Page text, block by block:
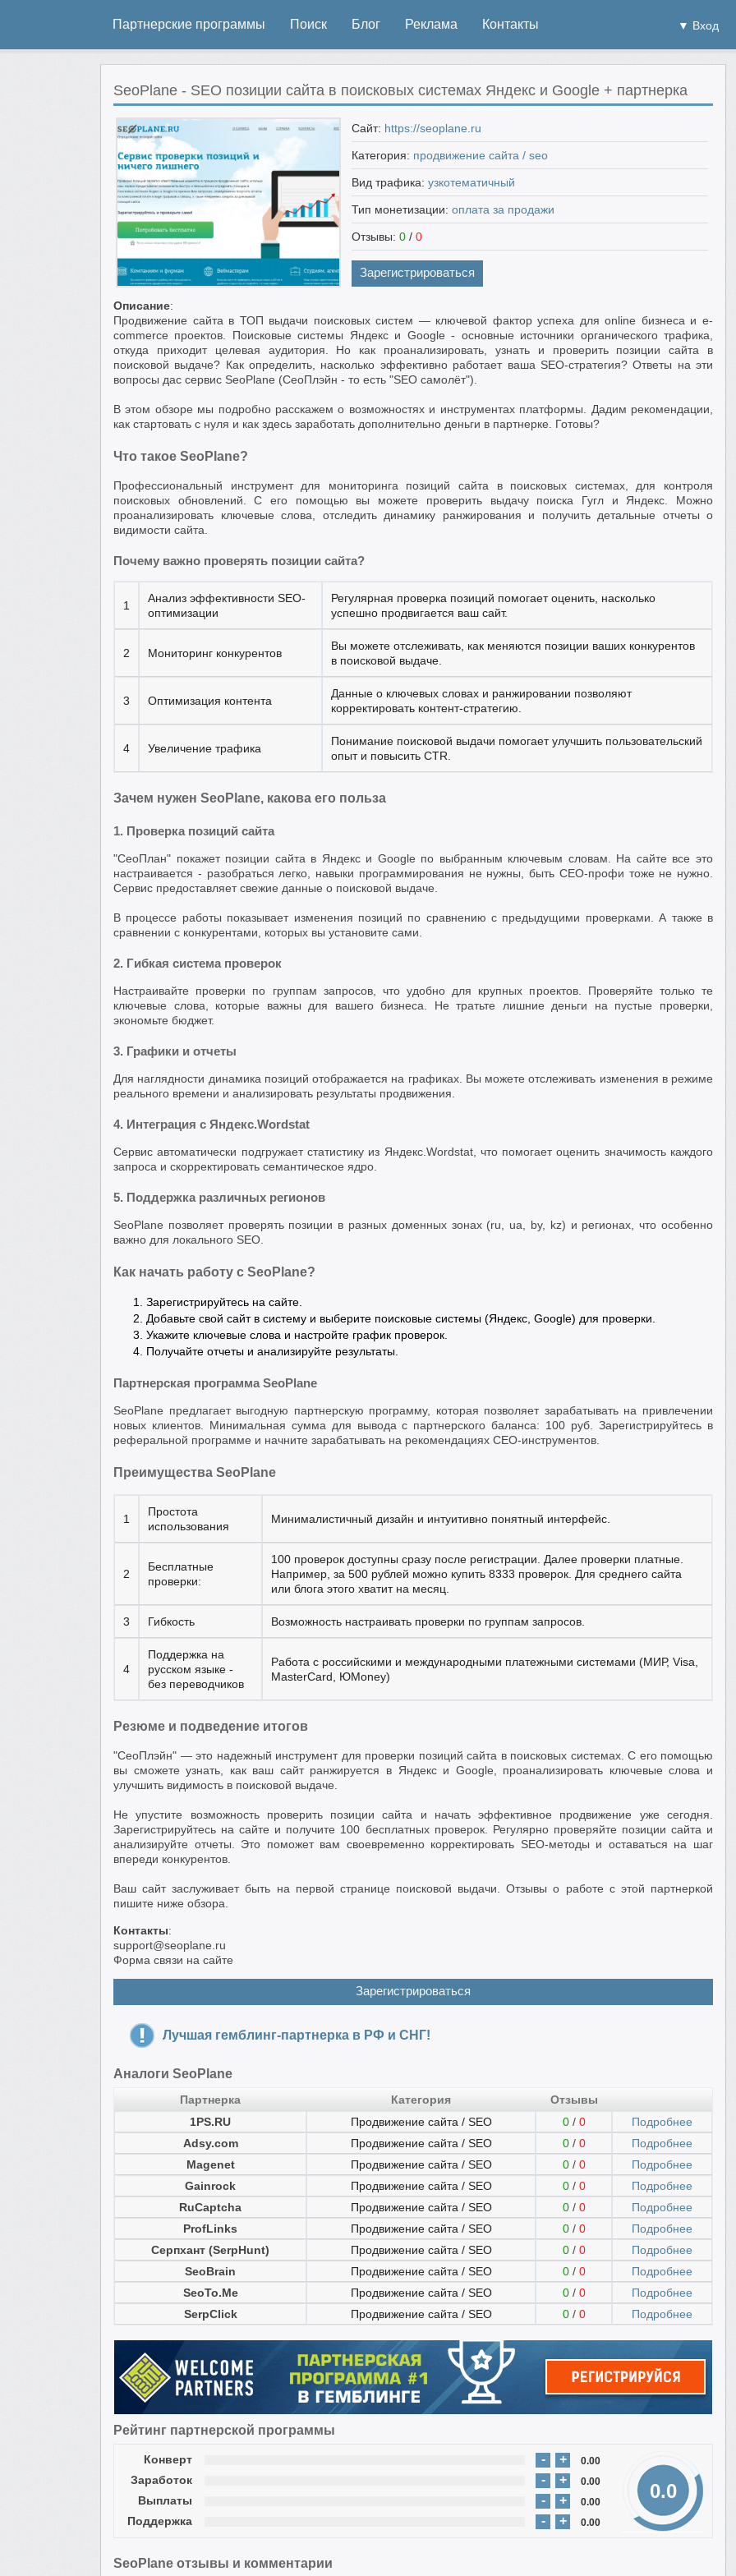
Партнерские программы Поиск Блог Реклама Контакты ▼ Вход
SeoPlane - SEO позиции сайта в поисковых системах Яндекс и Google + партнерка
Сайт: https://seoplane.ru
Категория: продвижение сайта / seo
Вид трафика: узкотематичный
Тип монетизации: оплата за продажи
Отзывы: 0 / 0
Зарегистрироваться
Описание:
Продвижение сайта в ТОП выдачи поисковых систем — ключевой фактор успеха для online бизнеса и e-
commerce проектов. Поисковые системы Яндекс и Google - основные источники органического трафика,
откуда приходит целевая аудитория. Но как проанализировать, узнать и проверить позиции сайта в
поисковой выдаче? Как определить, насколько эффективно работает ваша SEO-стратегия? Ответы на эти
вопросы дас сервис SeoPlane (СеоПлэйн - то есть "SEO самолёт").
В этом обзоре мы подробно расскажем о возможностях и инструментах платформы. Дадим рекомендации,
как стартовать с нуля и как здесь заработать дополнительно деньги в партнерке. Готовы?
Что такое SeoPlane?
Профессиональный инструмент для мониторинга позиций сайта в поисковых системах, для контроля
поисковых обновлений. С его помощью вы можете проверить выдачу поиска Гугл и Яндекс. Можно
проанализировать ключевые слова, отследить динамику ранжирования и получить детальные отчеты о
видимости сайта.
Почему важно проверять позиции сайта?
1
Анализ эффективности SEO-
оптимизации
Регулярная проверка позиций помогает оценить, насколько
успешно продвигается ваш сайт.
2 Мониторинг конкурентов
Вы можете отслеживать, как меняются позиции ваших конкурентов
в поисковой выдаче.
3 Оптимизация контента
Данные о ключевых словах и ранжировании позволяют
корректировать контент-стратегию.
4 Увеличение трафика
Понимание поисковой выдачи помогает улучшить пользовательский
опыт и повысить CTR.
Зачем нужен SeoPlane, какова его польза
1. Проверка позиций сайта
"СеоПлан" покажет позиции сайта в Яндекс и Google по выбранным ключевым словам. На сайте все это
настраивается - разобраться легко, навыки программирования не нужны, быть СЕО-профи тоже не нужно.
Сервис предоставляет свежие данные о поисковой выдаче.
В процессе работы показывает изменения позиций по сравнению с предыдущими проверками. А также в
сравнении с конкурентами, которых вы установите сами.
2. Гибкая система проверок
Настраивайте проверки по группам запросов, что удобно для крупных проектов. Проверяйте только те
ключевые слова, которые важны для вашего бизнеса. Не тратьте лишние деньги на пустые проверки,
экономьте бюджет.
3. Графики и отчеты
Для наглядности динамика позиций отображается на графиках. Вы можете отслеживать изменения в режиме
реального времени и анализировать результаты продвижения.
4. Интеграция с Яндекс.Wordstat
Сервис автоматически подгружает статистику из Яндекс.Wordstat, что помогает оценить значимость каждого
запроса и скорректировать семантическое ядро.
5. Поддержка различных регионов
SeoPlane позволяет проверять позиции в разных доменных зонах (ru, ua, by, kz) и регионах, что особенно
важно для локального SEO.
Как начать работу с SeoPlane?
Зарегистрируйтесь на сайте.
Добавьте свой сайт в систему и выберите поисковые системы (Яндекс, Google) для проверки.
Укажите ключевые слова и настройте график проверок.
Получайте отчеты и анализируйте результаты.
Партнерская программа SeoPlane
SeoPlane предлагает выгодную партнерскую программу, которая позволяет зарабатывать на привлечении
новых клиентов. Минимальная сумма для вывода с партнерского баланса: 100 руб. Зарегистрируйтесь в
реферальной программе и начните зарабатывать на рекомендациях СЕО-инструментов.
Преимущества SeoPlane
1
Простота
использования
Минималистичный дизайн и интуитивно понятный интерфейс.
2
Бесплатные
проверки:
100 проверок доступны сразу после регистрации. Далее проверки платные.
Например, за 500 рублей можно купить 8333 проверок. Для среднего сайта
или блога этого хватит на месяц.
3 Гибкость Возможность настраивать проверки по группам запросов.
4
Поддержка на
русском языке -
без переводчиков
Работа с российскими и международными платежными системами (МИР, Visa,
MasterCard, ЮMoney)
Резюме и подведение итогов
"СеоПлэйн" — это надежный инструмент для проверки позиций сайта в поисковых системах. С его помощью
вы сможете узнать, как ваш сайт ранжируется в Яндекс и Google, проанализировать ключевые слова и
улучшить видимость в поисковой выдаче.
Не упустите возможность проверить позиции сайта и начать эффективное продвижение уже сегодня.
Зарегистрируйтесь на сайте и получите 100 бесплатных проверок. Регулярно проверяйте позиции сайта и
анализируйте отчеты. Это поможет вам своевременно корректировать SEO-методы и оставаться на шаг
впереди конкурентов.
Ваш сайт заслуживает быть на первой странице поисковой выдачи. Отзывы о работе с этой партнеркой
пишите ниже обзора.
Контакты:
support@seoplane.ru
Форма связи на сайте
Зарегистрироваться
Лучшая гемблинг-партнерка в РФ и СНГ!
Аналоги SeoPlane
Партнерка Категория
Отзывы
1PS.RU
Продвижение сайта / SEO 0/ 0
Подробнее
Adsy.com
Продвижение сайта / SEO 0/ 0
Подробнее
Magenet
Продвижение сайта / SEO 0/ 0
Подробнее
Gainrock
Продвижение сайта / SEO 0/ 0
Подробнее
RuCaptcha
Продвижение сайта / SEO 0/ 0
Подробнее
ProfLinks
Продвижение сайта / SEO 0/ 0
Подробнее
Серпхант (SerpHunt)
Продвижение сайта / SEO 0/ 0
Подробнее
SeoBrain
Продвижение сайта / SEO 0/ 0
Подробнее
SeoTo.Me
Продвижение сайта / SEO 0/ 0
Подробнее
SerpClick
Продвижение сайта / SEO 0/ 0 Подробнее
Рейтинг партнерской программы
0.0
Конверт - + 0.00
Заработок - + 0.00
Выплаты - + 0.00
Поддержка - + 0.00
SeoPlane отзывы и комментарии